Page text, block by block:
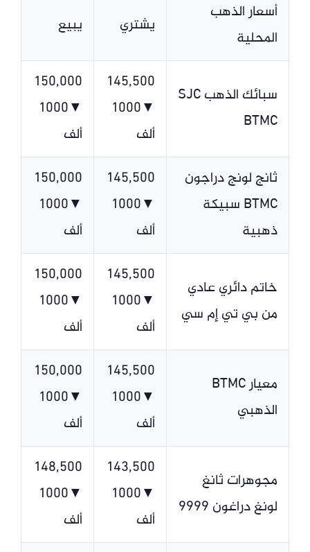
أسعار الذهب
المحلية
يشتري يبيع
سبائك الذهب SJC
BTMC
145,500
▼1000
ألف
150,000
▼1000
ألف
ثانج لونج دراجون
BTMC سبيكة
ذهبية
145,500
▼1000
ألف
150,000
▼1000
ألف
خاتم دائري عادي
من بي تي إم سي
145,500
▼1000
ألف
150,000
▼1000
ألف
معيار BTMC
الذهبي
145,500
▼1000
ألف
150,000
▼1000
ألف
مجوهرات ثانغ
لونغ دراغون 9999
143,500
▼1000
ألف
148,500
▼1000
ألف